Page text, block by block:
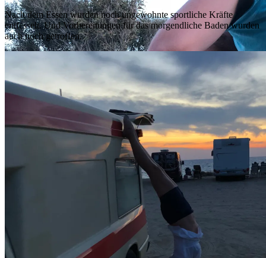
Nach dem Essen wurden noch ungewohnte sportliche Kräfte
entfesselt. Und Vorbereitungen für das morgendliche Baden wurden
auch noch getroffen.